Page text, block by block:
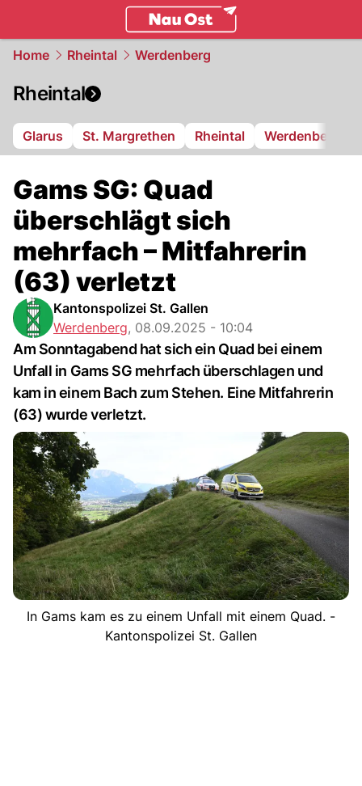
Home Rheintal Werdenberg
Rheintal
Glarus St. Margrethen Rheintal Werdenberg
Gams SG: Quad
überschlägt sich
mehrfach – Mitfahrerin
(63) verletzt
Kantonspolizei St. Gallen
Werdenberg, 08.09.2025 - 10:04
Am Sonntagabend hat sich ein Quad bei einem
Unfall in Gams SG mehrfach überschlagen und
kam in einem Bach zum Stehen. Eine Mitfahrerin
(63) wurde verletzt.
In Gams kam es zu einem Unfall mit einem Quad. -
Kantonspolizei St. Gallen